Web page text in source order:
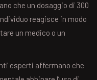
che un dosaggio di 300
reagisce in modo
un medico o un
esperti affermano che